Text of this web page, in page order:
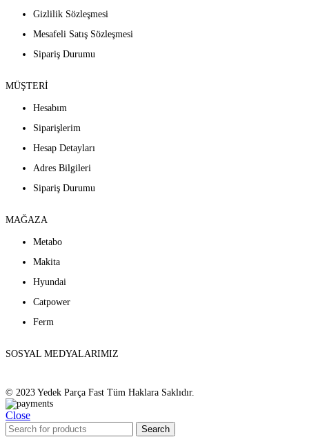
Gizlilik Sözleşmesi
Mesafeli Satış Sözleşmesi
Sipariş Durumu
MÜŞTERİ
Hesabım
Siparişlerim
Hesap Detayları
Adres Bilgileri
Sipariş Durumu
MAĞAZA
Metabo
Makita
Hyundai
Catpower
Ferm
SOSYAL MEDYALARIMIZ
© 2023 Yedek Parça Fast Tüm Haklara Saklıdır.
Close
Search